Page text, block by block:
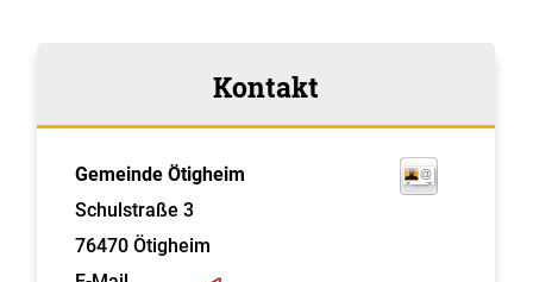
Kontakt
Gemeinde Ötigheim
Schulstraße 3
76470 Ötigheim